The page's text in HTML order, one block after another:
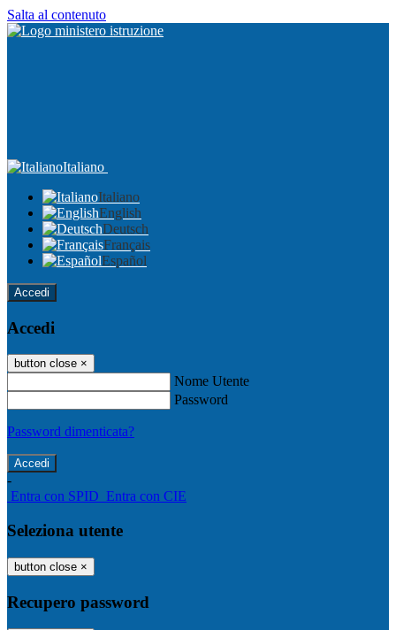
Salta al contenuto
Italiano
Italiano
English
Deutsch
Français
Español
Accedi
Accedi
button close ×
Nome Utente
Password
Password dimenticata?
-
Entra con SPID Entra con CIE
Seleziona utente
button close ×
Recupero password